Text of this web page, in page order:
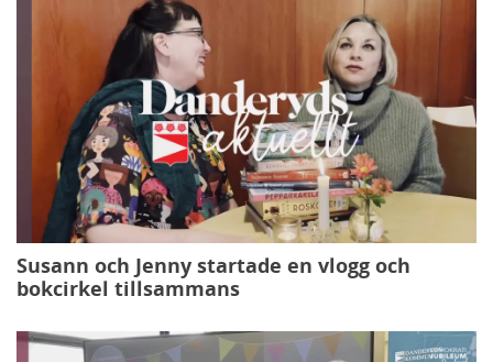
Susann och Jenny startade en vlogg och
bokcirkel tillsammans